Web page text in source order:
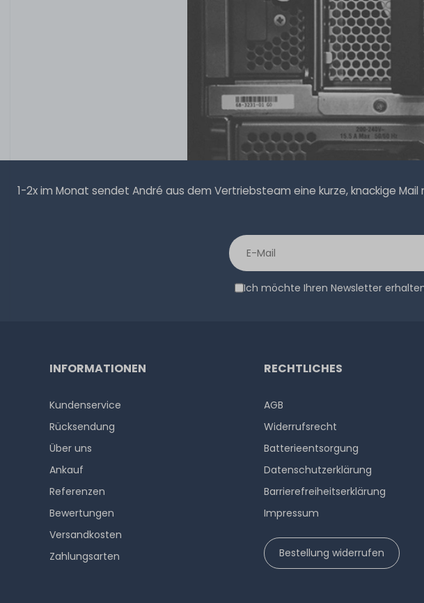
1-2x im Monat sendet André aus dem Vertriebsteam eine kurze, knackige
Ich möchte Ihren Newsletter
INFORMATIONEN
Kundenservice
Rücksendung
Über uns
Ankauf
Referenzen
Bewertungen
Versandkosten
Zahlungsarten
RECHTLICHES
AGB
Widerrufs­recht
Batterieentsorgung
Datenschutzerklärung
Barrierefreiheitserklärung
Impressum
Bestellung widerrufen